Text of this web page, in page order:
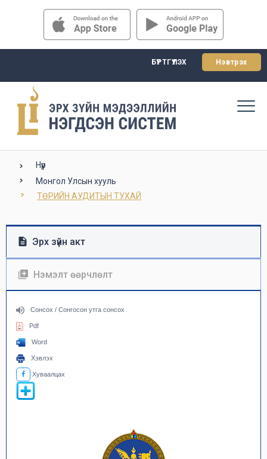
БҮРТГҮҮЛЭХ Нэвтрэх
Нүүр
Монгол Улсын хууль
ТӨРИЙН АУДИТЫН ТУХАЙ
Эрх зүйн акт
Нэмэлт өөрчлөлт
Сонсох / Сонгосон утга сонсох
Pdf
Word
Хэвлэх
Хуваалцах